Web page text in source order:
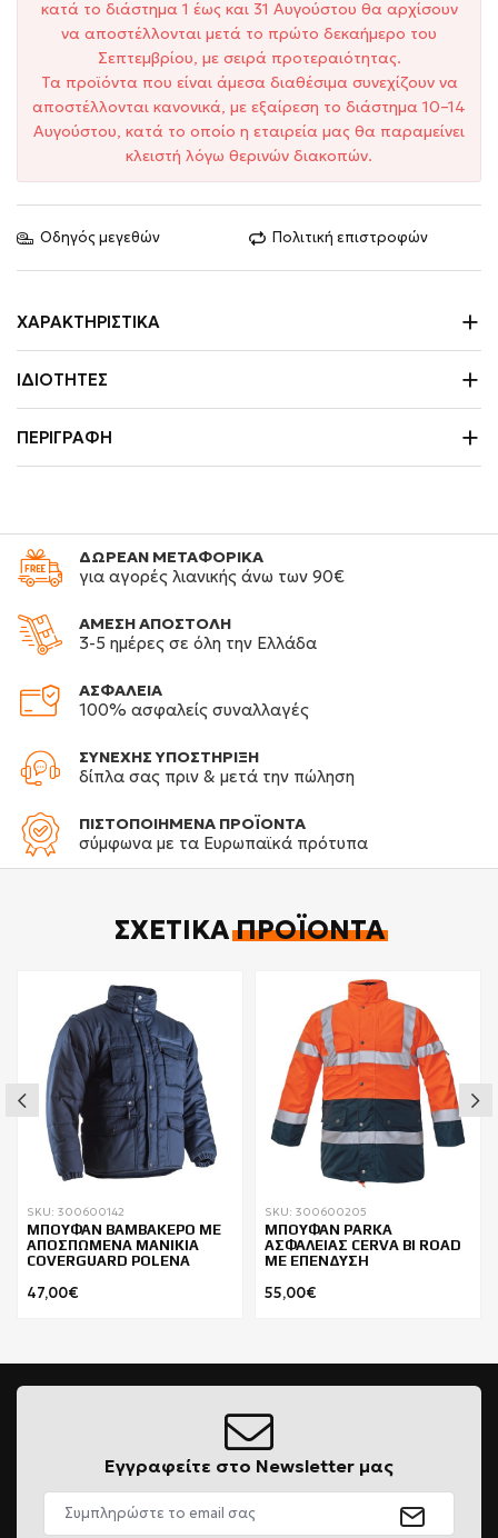
κατά το διάστημα 1 έως και 31 Αυγούστου θα αρχίσουν
να αποστέλλονται μετά το πρώτο δεκαήμερο του
Σεπτεμβρίου, με σειρά προτεραιότητας.
Τα προϊόντα που είναι άμεσα διαθέσιμα συνεχίζουν να
αποστέλλονται κανονικά, με εξαίρεση το διάστημα 10–14
Αυγούστου, κατά το οποίο η εταιρεία μας θα παραμείνει
κλειστή λόγω θερινών διακοπών.
Οδηγός μεγεθών Πολιτική επιστροφών
ΧΑΡΑΚΤΗΡΙΣΤΙΚΆ
ΙΔΙΌΤΗΤΕΣ
ΠΕΡΙΓΡΑΦΉ
ΔΩΡΕΑΝ ΜΕΤΑΦΟΡΙΚΑ
για αγορές λιανικής άνω των 90€
ΑΜΕΣΗ ΑΠΟΣΤΟΛΗ
3-5 ημέρες σε όλη την Ελλάδα
ΑΣΦΑΛΕΙΑ
100% ασφαλείς συναλλαγές
ΣΥΝΕΧΗΣ ΥΠΟΣΤΗΡΙΞΗ
δίπλα σας πριν & μετά την πώληση
ΠΙΣΤΟΠΟΙΗΜΕΝΑ ΠΡΟΪΟΝΤΑ
σύμφωνα με τα Ευρωπαϊκά πρότυπα
ΣΧΕΤΙΚΆΠΡΟΪΌΝΤΑ
SKU: 300600142
ΜΠΟΥΦΑΝ ΒΑΜΒΑΚΕΡΟ ΜΕ
ΑΠΟΣΠΩΜΕΝΑ ΜΑΝΙΚΙΑ
COVERGUARD POLENA
47,00€
SKU: 300600205
ΜΠΟΥΦΑΝ PARKA
ΑΣΦΑΛΕΙΑΣ CERVA BI ROAD
ΜΕ ΕΠΕΝΔΥΣΗ
55,00€
Εγγραφείτε στο Newsletter μας